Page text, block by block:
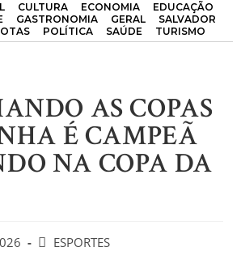
CULTURA ECONOMIA
EDUCAÇÃO
GASTRONOMIA GERAL
SALVADOR
POLÍTICA SAÚDE TURISMO
AS COPAS
É CAMPEÃ
NA COPA DA
ESPORTES